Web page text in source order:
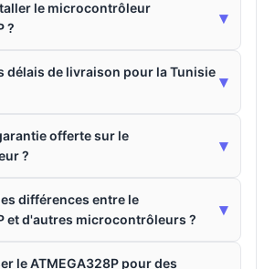
le microcontrôleur
?
▾
délais de livraison pour la Tunisie
▾
offerte sur le
?
▾
différences entre le
et d'autres microcontrôleurs ?
▾
le ATMEGA328P pour des